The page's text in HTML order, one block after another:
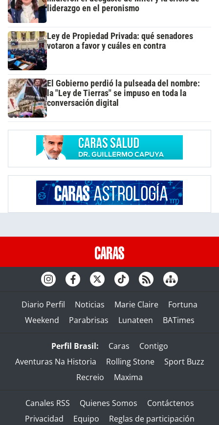
liderazgo en el peronismo
Ley de Propiedad Privada: qué senadores
votaron a favor y cuáles en contra
El Gobierno perdió la pulseada del nombre:
la "Ley de Tierras" se impuso en toda la
conversación digital
Diario Perfil Noticias Marie Claire
Fortuna
Weekend
Parabrisas Lunateen BATimes
Perfil Brasil: Caras
Contigo
Aventuras Na Historia
Rolling Stone
Sport Buzz
Recreio
Maxima
Canales RSS Quienes Somos
Contáctenos
Privacidad
Equipo Reglas de participación